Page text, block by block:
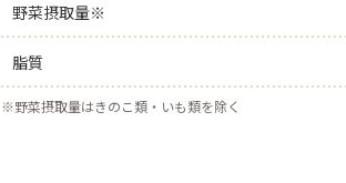
野菜摂取量※
脂質
※野菜摂取量はきのこ類・いも類を除く